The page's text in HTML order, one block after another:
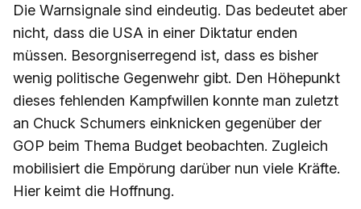
Die Warnsignale sind eindeutig. Das bedeutet aber
nicht, dass die USA in einer Diktatur enden
müssen. Besorgniserregend ist, dass es bisher
wenig politische Gegenwehr gibt. Den Höhepunkt
dieses fehlenden Kampfwillen konnte man zuletzt
an Chuck Schumers einknicken gegenüber der
GOP beim Thema Budget beobachten. Zugleich
mobilisiert die Empörung darüber nun viele Kräfte.
Hier keimt die Hoffnung.